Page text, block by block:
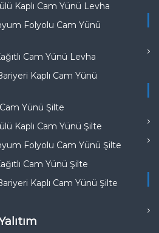
Kaplı Cam Yünü Levha
Folyolu Cam Yünü
Cam Yünü Levha
Kaplı Cam Yünü
Cam Yünü Şilte
Kaplı Cam Yünü Şilte
Folyolu Cam Yünü Şilte
Cam Yünü Şilte
Kaplı Cam Yünü Şilte
Yalıtım